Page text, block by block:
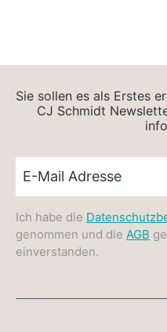
Sie sollen es als Erstes
CJ Schmidt
Ich habe die
genommen und die AGB
einverstanden.